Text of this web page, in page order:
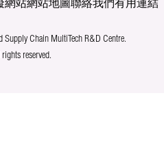
網站網站地圖聯絡我們有用連結
Chain MultiTech R&D Centre.
reserved.